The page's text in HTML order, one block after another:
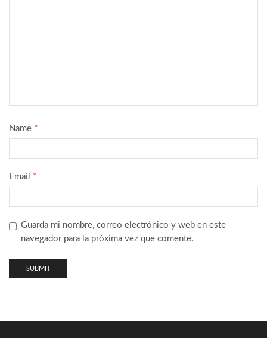
Name *
Email *
Guarda mi nombre, correo electrónico y web en este
navegador para la próxima vez que comente.